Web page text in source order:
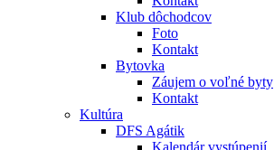
Klub dôchodcov
Foto
Kontakt
Bytovka
Záujem o voľné byty
Kontakt
Kultúra
DFS Agátik
Kalendár vystúpenií